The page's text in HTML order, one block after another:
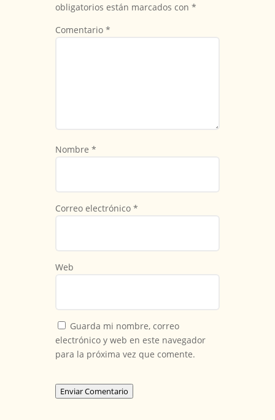
obligatorios están marcados con *
Comentario *
Nombre *
Correo electrónico *
Web
Guarda mi nombre, correo
electrónico y web en este navegador
para la próxima vez que comente.
Enviar Comentario